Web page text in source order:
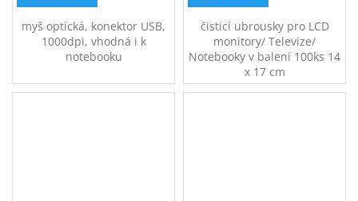
myš optická, konektor USB,
1000dpi, vhodná i k
notebooku
čisticí ubrousky pro LCD
monitory/ Televize/
Notebooky v balení 100ks 14
x 17 cm